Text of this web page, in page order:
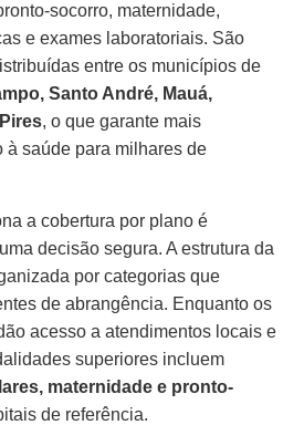
socorro, maternidade,
e exames laboratoriais. São
entre os municípios de
Santo André, Mauá,
, o que garante mais
à saúde para milhares de
a cobertura por plano é
decisão segura. A estrutura da
por categorias que
de abrangência. Enquanto os
acesso a atendimentos locais e
superiores incluem
maternidade e pronto-
de referência.